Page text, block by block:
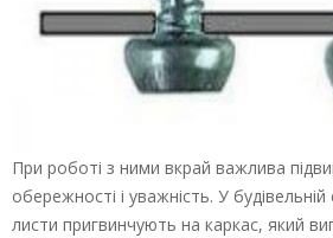
При роботі з ними вкрай важлива
обережності і уважність. У будівельній
листи пригвинчують на каркас, який